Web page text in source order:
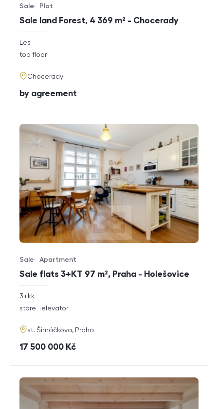
Sale land Forest, 4 369 m² - Chocerady
Offer type
Sale
Property type
Plot
rozměry
disposition
Les
funkce
top floor
adresa
Chocerady
cena
by agreement
Sale flats 3+KT 97 m², Praha - Holešovice
Offer type
Sale
Property type
Apartment
rozměry
3+kk
funkce
store elevator
adresa
st. Šimáčkova, Praha
cena
17 500 000 Kč